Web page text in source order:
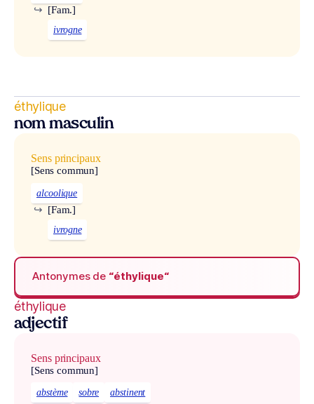
[Fam.]
↪
ivrogne
éthylique
nom masculin
Sens principaux
[Sens commun]
alcoolique
[Fam.]
↪
ivrogne
Antonymes de “éthylique“
éthylique
adjectif
Sens principaux
[Sens commun]
abstème sobre abstinent